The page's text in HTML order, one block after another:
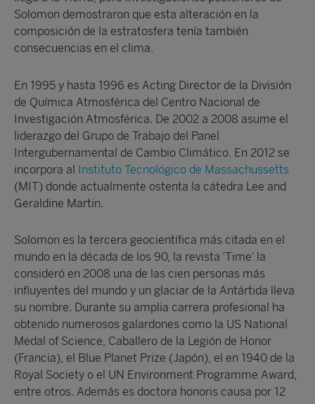
Solomon demostraron que esta alteración en la
composición de la estratosfera tenía también
consecuencias en el clima.
En 1995 y hasta 1996 es Acting Director de la División
de Química Atmosférica del Centro Nacional de
Investigación Atmosférica. De 2002 a 2008 asume el
liderazgo del Grupo de Trabajo del Panel
Intergubernamental de Cambio Climático. En 2012 se
incorpora al Instituto Tecnológico de Massachussetts
(MIT) donde actualmente ostenta la cátedra Lee and
Geraldine Martin.
Solomon es la tercera geocientífica más citada en el
mundo en la década de los 90, la revista ‘Time’ la
consideró en 2008 una de las cien personas más
influyentes del mundo y un glaciar de la Antártida lleva
su nombre. Durante su amplia carrera profesional ha
obtenido numerosos galardones como la US National
Medal of Science, Caballero de la Legión de Honor
(Francia), el Blue Planet Prize (Japón), el en 1940 de la
Royal Society o el UN Environment Programme Award,
entre otros. Además es doctora honoris causa por 12